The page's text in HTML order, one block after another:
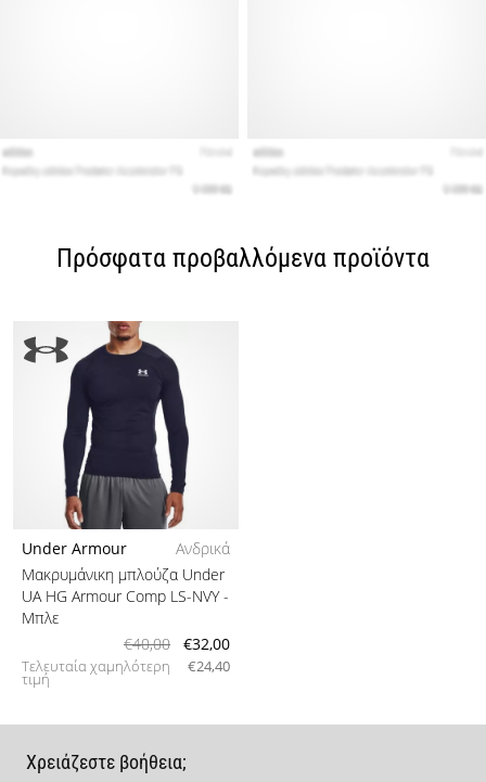
Πρόσφατα προβαλλόμενα προϊόντα
Under Armour
Ανδρικά
Μακρυμάνικη μπλούζα Under
UA HG Armour Comp LS-NVY-
Μπλε
€40,00
€32,00
Τελευταία χαμηλότερη
τιμή
€24,40
Χρειάζεστε βοήθεια;